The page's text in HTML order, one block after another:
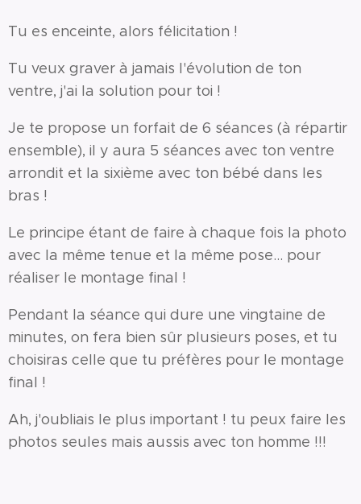
Tu es enceinte, alors félicitation !
Tu veux graver à jamais l'évolution de ton
ventre, j'ai la solution pour toi !
Je te propose un forfait de 6 séances (à répartir
ensemble), il y aura 5 séances avec ton ventre
arrondit et la sixième avec ton bébé dans les
bras !
Le principe étant de faire à chaque fois la photo
avec la même tenue et la même pose... pour
réaliser le montage final !
Pendant la séance qui dure une vingtaine de
minutes, on fera bien sûr plusieurs poses, et tu
choisiras celle que tu préfères pour le montage
final !
Ah, j'oubliais le plus important ! tu peux faire les
photos seules mais aussis avec ton homme !!!